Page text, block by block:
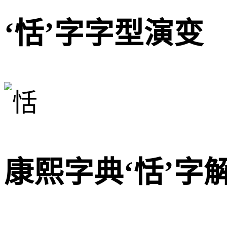
‘恬’字字型演变
康熙字典‘恬’字